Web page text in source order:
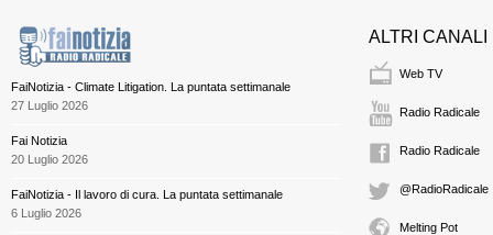
FaiNotizia - Climate Litigation. La puntata settimanale
27 Luglio 2026
Fai Notizia
20 Luglio 2026
FaiNotizia - Il lavoro di cura. La puntata settimanale
6 Luglio 2026
ALTRI CANALI
Web TV
Radio Radicale
Radio Radicale
@RadioRadicale
Melting Pot